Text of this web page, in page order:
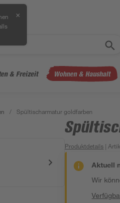
✕
& Freizeit Wohnen & Haushalt
/ Spültischarmatur goldfarben
Produktdetails |
Aktuell
Wir